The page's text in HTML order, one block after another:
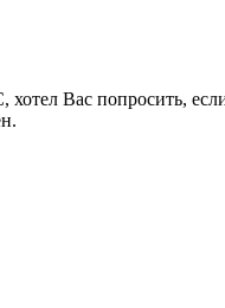
Вас попросить,